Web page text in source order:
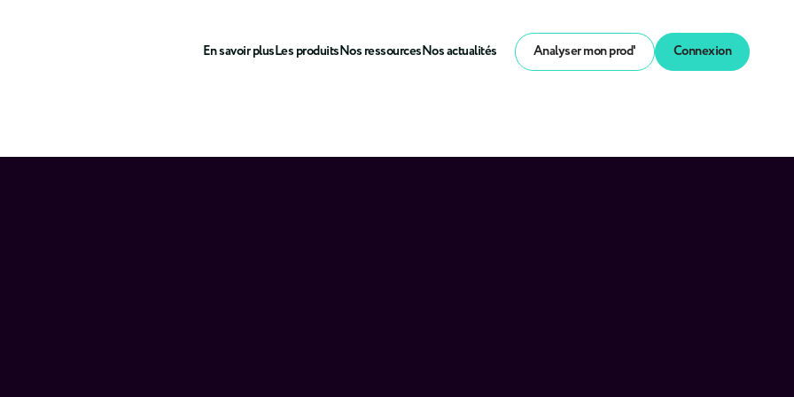
En savoir plusLes produitsNos ressourcesNos actualités Analyser mon prod' Connexion